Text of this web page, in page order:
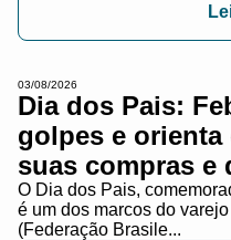
03/08/2026
Dia dos Pais:
golpes e
suas compras e
O Dia dos Pais,
é um dos marcos do
(Federação Brasile...